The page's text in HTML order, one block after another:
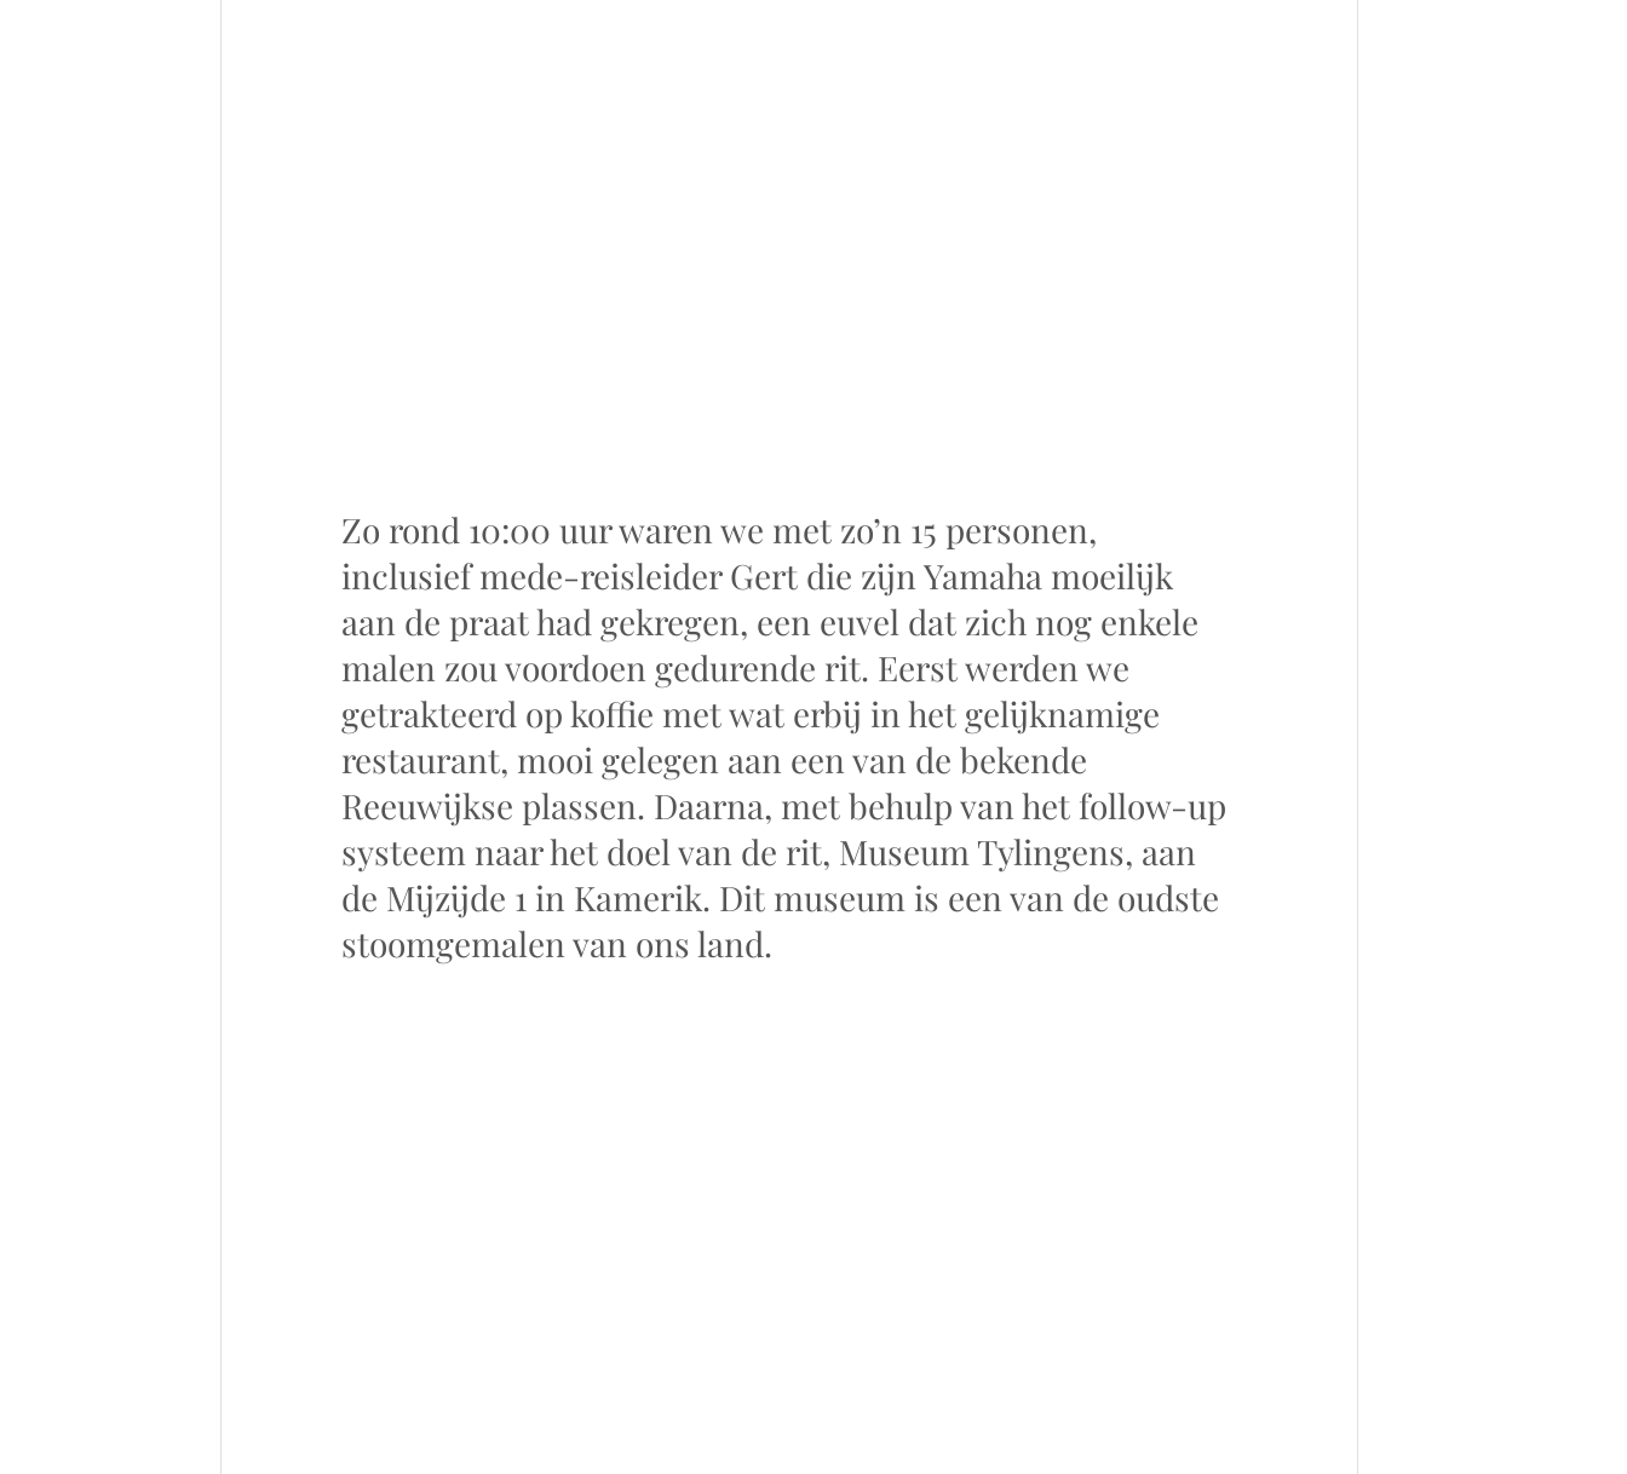
Zo rond 10:00 uur waren we met zo’n 15 personen,
inclusief mede-reisleider Gert die zijn Yamaha moeilijk
aan de praat had gekregen, een euvel dat zich nog enkele
malen zou voordoen gedurende rit. Eerst werden we
getrakteerd op koffie met wat erbij in het gelijknamige
restaurant, mooi gelegen aan een van de bekende
Reeuwijkse plassen. Daarna, met behulp van het follow-up
systeem naar het doel van de rit, Museum Tylingens, aan
de Mijzijde 1 in Kamerik. Dit museum is een van de oudste
stoomgemalen van ons land.